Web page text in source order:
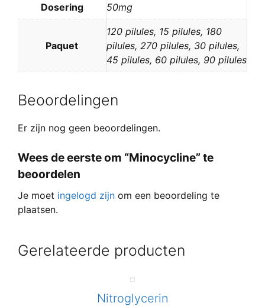
Dosering 50mg
Paquet
120 pilules, 15 pilules, 180
pilules, 270 pilules, 30 pilules,
45 pilules, 60 pilules, 90 pilules
Beoordelingen
Er zijn nog geen beoordelingen.
Wees de eerste om “Minocycline” te
beoordelen
Je moet ingelogd zijn om een beoordeling te
plaatsen.
Gerelateerde producten
Nitroglycerin